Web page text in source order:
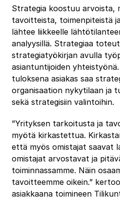
Strategia koostuu arvoista,
tavoitteista, toimenpiteistä
lähtee liikkeelle
analyysillä. Strategiaa
strategiatyökirjan avulla
asiantuntijoiden
tuloksena asiakas saa
organisaation nykytilaan ja
sekä strategisiin valintoihin.
”Yrityksen tarkoitusta ja
myötä kirkastettua.
että myös omistajat saavat
omistajat arvostavat ja
toiminnassamme. Näin
tavoitteemme oikein.”
asiakkaana toimineen